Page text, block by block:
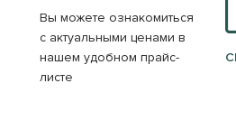
Вы можете ознакомиться
с актуальными ценами в
нашем удобном прайс-
листе